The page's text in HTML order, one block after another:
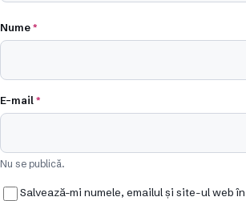
Nume*
E-mail*
Nu se publică.
Salvează-mi numele, emailul și site-ul web